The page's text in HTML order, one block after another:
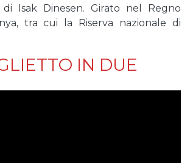
di Isak Dinesen. Girato nel Regno
tra cui la Riserva nazionale di
IN DUE